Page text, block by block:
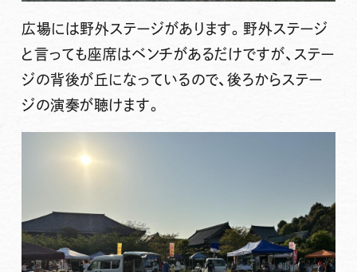
広場には野外ステージがあります。野外ステージ
と言っても座席はベンチがあるだけですが、ステー
ジの背後が丘になっているので、後ろからステー
ジの演奏が聴けます。